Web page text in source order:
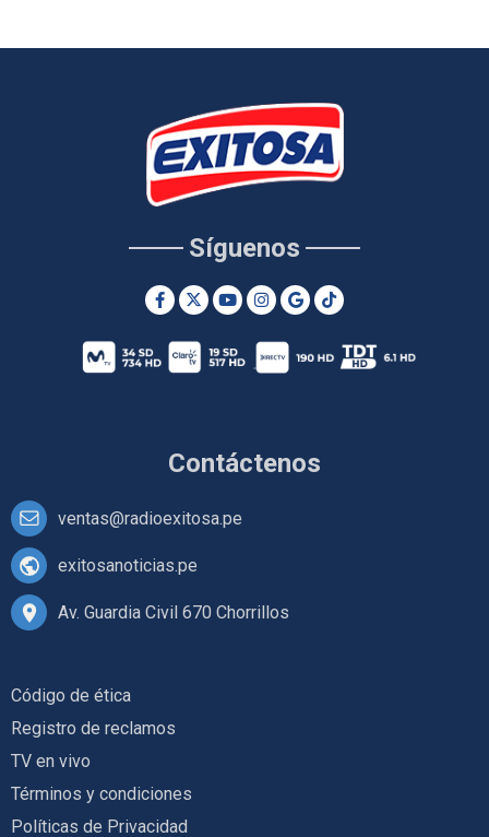
Contáctenos
ventas@radioexitosa.pe
exitosanoticias.pe
Av. Guardia Civil 670 Chorrillos
Síguenos
Código de ética
Registro de reclamos
TV en vivo
Términos y condiciones
Políticas de Privacidad